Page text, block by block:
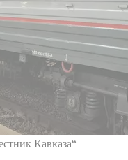
Кавказа“